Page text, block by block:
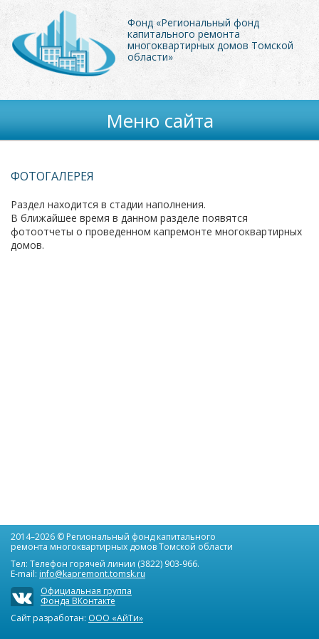
Фонд «Региональный фонд
капитального ремонта
многоквартирных домов Томской
области»
Меню сайта
ФОТОГАЛЕРЕЯ
Раздел находится в стадии наполнения.
В ближайшее время в данном разделе появятся
фотоотчеты о проведенном капремонте многоквартирных
домов.
2014–2026 © Региональный фонд капитального
ремонта многоквартирных домов Томской области
Тел: Телефон горячей линии (3822) 903-966.
E-mail: info@kapremont.tomsk.ru
Официальная группа
Фонда ВКонтакте
Сайт разработан: ООО «АйТи»